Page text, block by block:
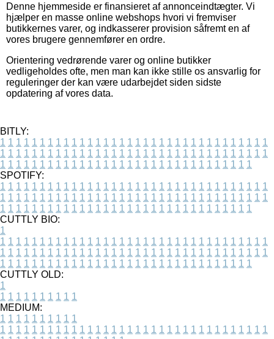
Denne hjemmeside er finansieret af annonceindtægter. Vi
hjælper en masse online webshops hvori vi fremviser
butikkernes varer, og indkasserer provision såfremt en af
vores brugere gennemfører en ordre.
Orientering vedrørende varer og online butikker
vedligeholdes ofte, men man kan ikke stille os ansvarlig for
reguleringer der kan være udarbejdet siden sidste
opdatering af vores data.
BITLY:
1 1 1 1 1 1 1 1 1 1 1 1 1 1 1 1 1 1 1 1 1 1 1 1 1 1 1 1 1 1 1 1 1 1
1 1 1 1 1 1 1 1 1 1 1 1 1 1 1 1 1 1 1 1 1 1 1 1 1 1 1 1 1 1 1 1 1 1
1 1 1 1 1 1 1 1 1 1 1 1 1 1 1 1 1 1 1 1 1 1 1 1 1 1 1 1 1 1 1 1
SPOTIFY:
1 1 1 1 1 1 1 1 1 1 1 1 1 1 1 1 1 1 1 1 1 1 1 1 1 1 1 1 1 1 1 1 1 1
1 1 1 1 1 1 1 1 1 1 1 1 1 1 1 1 1 1 1 1 1 1 1 1 1 1 1 1 1 1 1 1 1 1
1 1 1 1 1 1 1 1 1 1 1 1 1 1 1 1 1 1 1 1 1 1 1 1 1 1 1 1 1 1 1 1
CUTTLY BIO:
1
1 1 1 1 1 1 1 1 1 1 1 1 1 1 1 1 1 1 1 1 1 1 1 1 1 1 1 1 1 1 1 1 1 1
1 1 1 1 1 1 1 1 1 1 1 1 1 1 1 1 1 1 1 1 1 1 1 1 1 1 1 1 1 1 1 1 1 1
1 1 1 1 1 1 1 1 1 1 1 1 1 1 1 1 1 1 1 1 1 1 1 1 1 1 1 1 1 1 1 1
CUTTLY OLD:
1
1 1 1 1 1 1 1 1 1 1
MEDIUM:
1 1 1 1 1 1 1 1 1 1
1 1 1 1 1 1 1 1 1 1 1 1 1 1 1 1 1 1 1 1 1 1 1 1 1 1 1 1 1 1 1 1 1 1